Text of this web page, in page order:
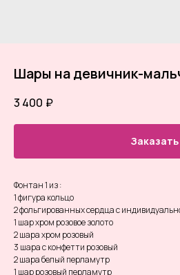
Шары на девичник-
3 400 ₽
Заказать
Фонтан 1 из :
1 фигура кольцо
2 фольгированных сердца с
1 шар хром розовое золото
2 шара хром розовый
3 шара с конфетти розовый
2 шара белый перламутр
1 шар розовый перламутр